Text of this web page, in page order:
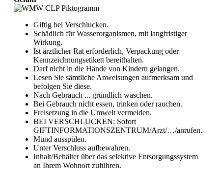
Giftig bei Verschlucken.
Schädlich für Wasserorganismen, mit langfristiger
Wirkung.
Ist ärztlicher Rat erforderlich, Verpackung oder
Kennzeichnungsetikett bereithalten.
Darf nicht in die Hände von Kindern gelangen.
Lesen Sie sämtliche Anwei­sungen aufmerksam und
befolgen Sie diese.
Nach Gebrauch ... gründlich waschen.
Bei Gebrauch nicht essen, trinken oder rauchen.
Freisetzung in die Umwelt vermeiden.
BEI VERSCHLUCKEN: Sofort
GIFTINFORMATIONSZENTRUM/Arzt/…/anrufen.
Mund ausspülen.
Unter Verschluss aufbewahren.
Inhalt/Behälter über das selektive Entsorgungssystem
an Ihrem Wohnort zuführen.